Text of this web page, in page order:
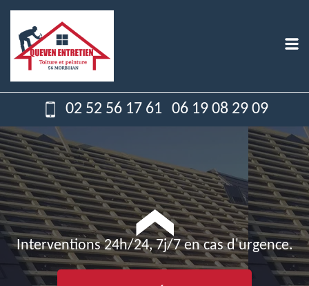
02 52 56 17 61 06 19 08 29 09
Interventions 24h/24, 7j/7 en cas d'urgence.